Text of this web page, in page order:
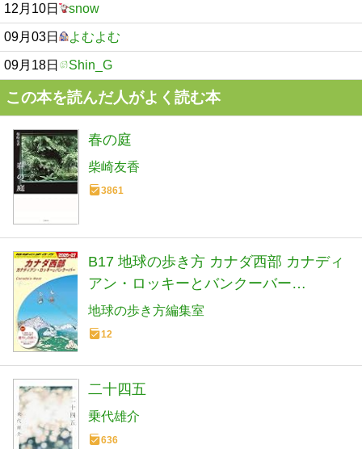
12月10日 snow
09月03日 よむよむ
09月18日 Shin_G
この本を読んだ人がよく読む本
春の庭
柴崎友香
3861
B17 地球の歩き方 カナダ西部 カナディ
アン・ロッキーとバンクーバー
2026~2027 (地球の歩き方B 北米・中
米・南米)
地球の歩き方編集室
12
二十四五
乗代雄介
636